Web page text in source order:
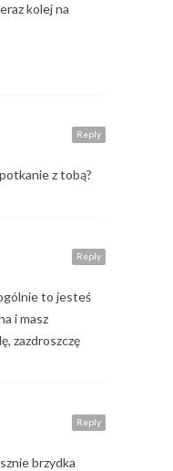
kolej na
Reply
z tobą?
Reply
to jesteś
i masz
zazdroszczę
Reply
brzydka